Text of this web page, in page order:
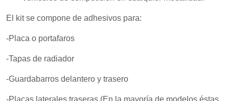
El kit se compone de adhesivos para:
-Placa o portafaros
-Tapas de radiador
-Guardabarros delantero y trasero
-Placas laterales traseras (En la mayoría de modelos éstas